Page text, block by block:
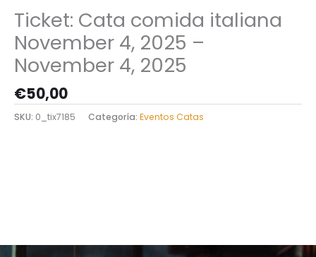
Ticket: Cata comida italiana
November 4, 2025 –
November 4, 2025
€50,00
SKU: 0_tix7185 Categoría: Eventos Catas